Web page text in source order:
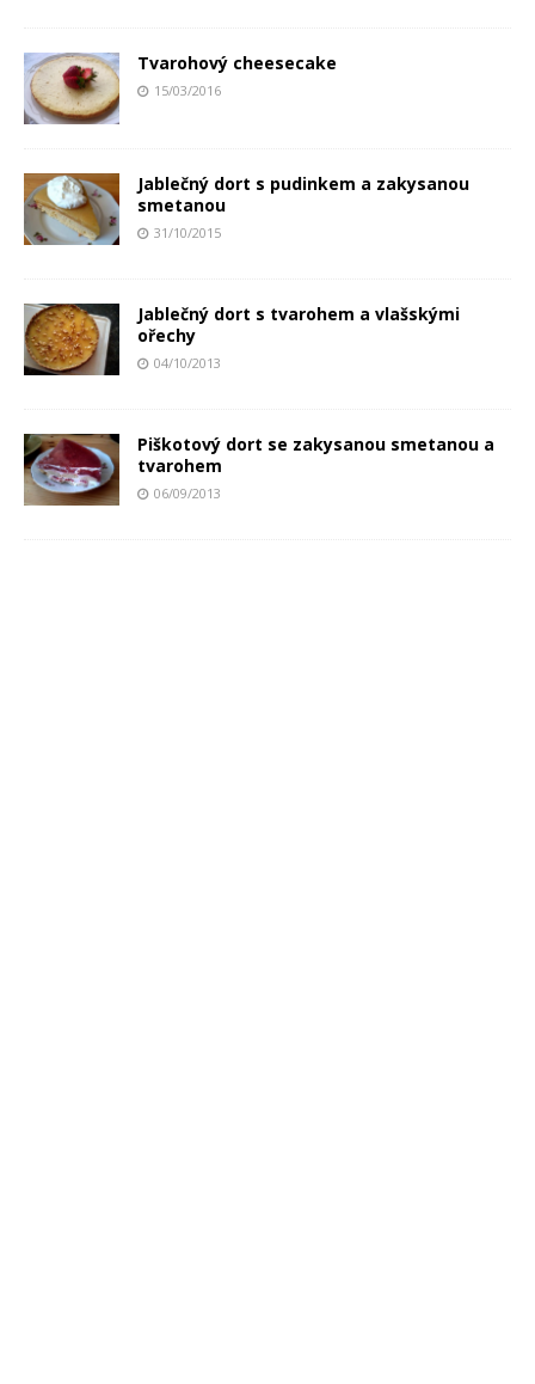
Tvarohový cheesecake
15/03/2016
Jablečný dort s pudinkem a zakysanou
smetanou
31/10/2015
Jablečný dort s tvarohem a vlašskými
ořechy
04/10/2013
Piškotový dort se zakysanou smetanou a
tvarohem
06/09/2013